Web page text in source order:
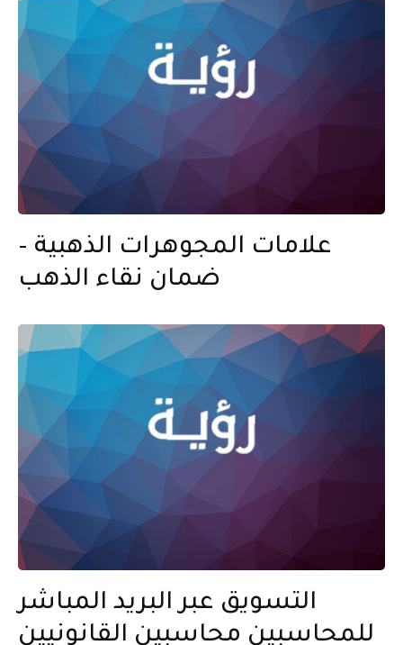
علامات المجوهرات الذهبية –
ضمان نقاء الذهب
التسويق عبر البريد المباشر
للمحاسبين محاسبين القانونيين